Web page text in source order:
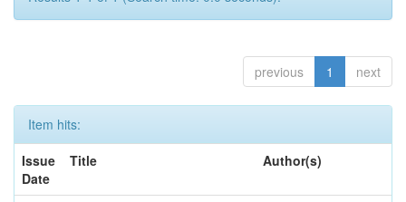
previous 1 next
Item hits:
Issue
Date
Title Author(s)